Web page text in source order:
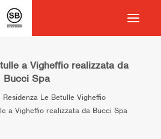
a Vigheffio realizzata da
Bucci Spa
Residenza Le Betulle Vigheffio
a Vigheffio realizzata da Bucci Spa